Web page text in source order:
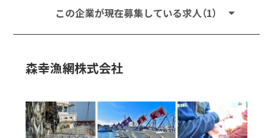
この企業が現在募集している求人（1）
森幸漁網株式会社